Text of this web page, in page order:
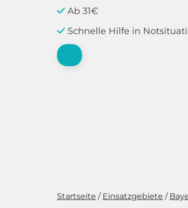
Ab 31€
Schnelle Hilfe in
Startseite Einsatzgebiete